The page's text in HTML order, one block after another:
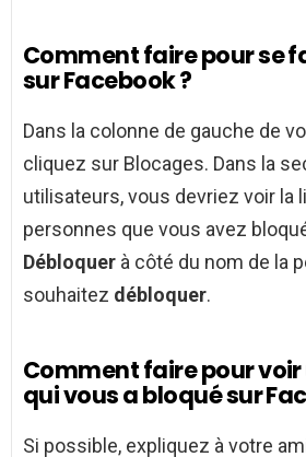
Comment faire pour se
sur Facebook ?
Dans la colonne de gauche de
cliquez sur Blocages. Dans la
utilisateurs, vous devriez voir la
personnes que vous avez
Débloquer à côté du nom de la
souhaitez débloquer.
Comment faire pour
qui vous a bloqué sur
Si possible, expliquez à votre